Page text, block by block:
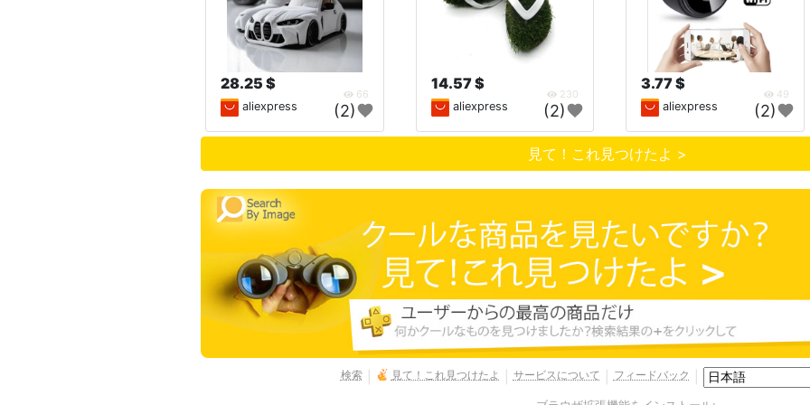
28.25 $
66
aliexpress (2)
14.57 $
230
aliexpress (2)
3.77 $
49
aliexpress (2)
見て！これ見つけたよ >
検索 見て！これ見つけたよ サービスについて フィードバック